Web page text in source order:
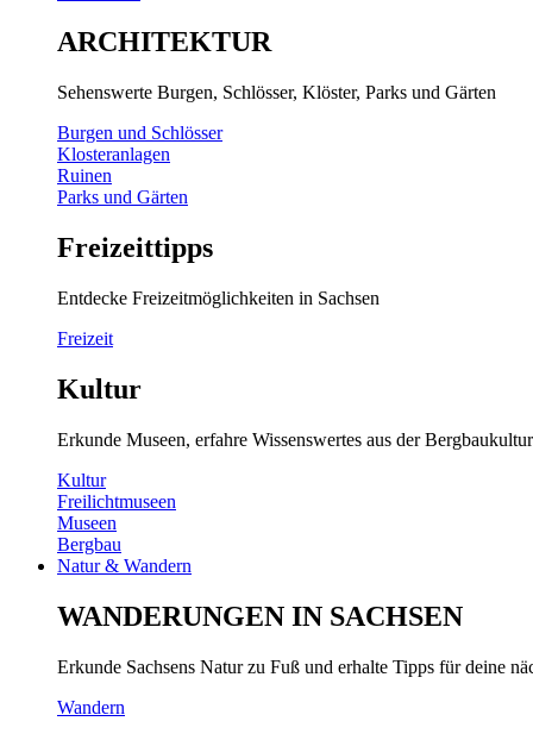
ARCHITEKTUR
Sehenswerte Burgen, Schlösser, Klöster, Parks und Gärten
Burgen und Schlösser
Klosteranlagen
Ruinen
Parks und Gärten
Freizeittipps
Entdecke Freizeitmöglichkeiten in Sachsen
Freizeit
Kultur
Erkunde Museen, erfahre Wissenswertes aus der
Kultur
Freilichtmuseen
Museen
Bergbau
Natur & Wandern
WANDERUNGEN IN SACHSEN
Erkunde Sachsens Natur zu Fuß und erhalte Tipps für deine
Wandern